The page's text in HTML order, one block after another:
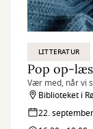
LITTERATUR
Pop op-
Vær med, når vi
Biblioteket i
22.